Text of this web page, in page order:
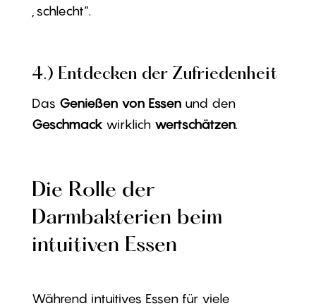
„schlecht“.
4.) Entdecken der Zufriedenheit
Das Genießen von Essenund den
Geschmackwirklich wertschätzen.
Die Rolle der
Darmbakterien beim
intuitiven Essen
Während intuitives Essen für viele